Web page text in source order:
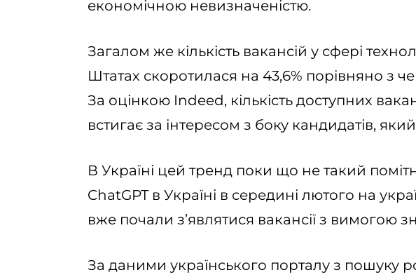
економічною невизначеністю.
Загалом же кількість вакансій у сфері
Штатах скоротилася на 43,6% порівняно з
За оцінкою Indeed, кількість доступних
встигає за інтересом з боку кандидатів,
В Україні цей тренд поки що не такий
ChatGPT в Україні в середині лютого на
вже почали з’являтися вакансії з вимогою
За даними українського порталу з пошуку